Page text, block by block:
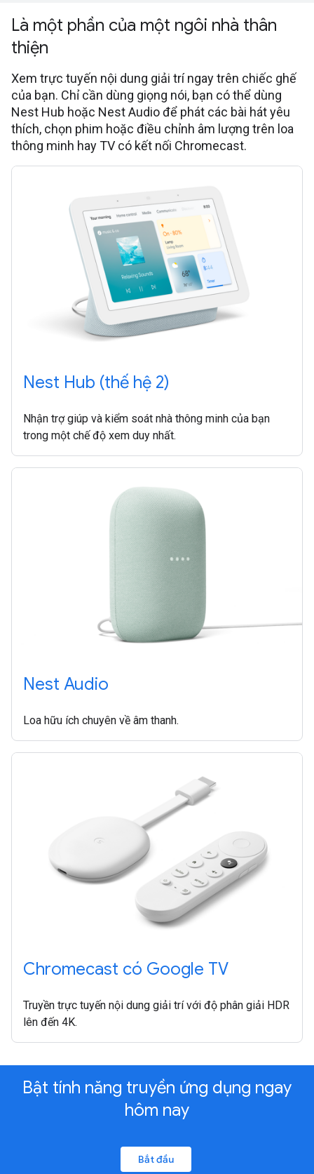
Là một phần của một ngôi nhà thân
thiện
Xem trực tuyến nội dung giải trí ngay trên chiếc ghế
của bạn. Chỉ cần dùng giọng nói, bạn có thể dùng
Nest Hub hoặc Nest Audio để phát các bài hát yêu
thích, chọn phim hoặc điều chỉnh âm lượng trên loa
thông minh hay TV có kết nối Chromecast.
Nest Hub (thế hệ 2)
Nhận trợ giúp và kiểm soát nhà thông minh của bạn
trong một chế độ xem duy nhất.
Nest Audio
Loa hữu ích chuyên về âm thanh.
Chromecast có Google TV
Truyền trực tuyến nội dung giải trí với độ phân giải HDR
lên đến 4K.
Bật tính năng truyền ứng dụng ngay
hôm nay
Bắt đầu